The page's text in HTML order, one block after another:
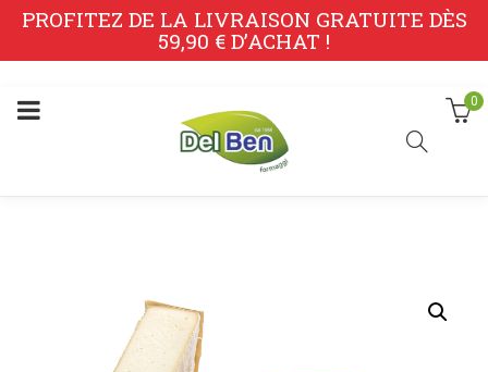
PROFITEZ DE LA LIVRAISON GRATUITE DÈS
59,90 € D’ACHAT !
0